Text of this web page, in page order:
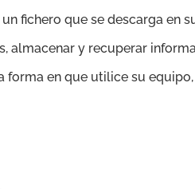
fichero que se descarga en
almacenar y recuperar
en que utilice su